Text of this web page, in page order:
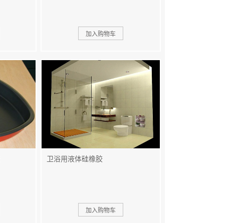
卫浴用液体硅橡胶